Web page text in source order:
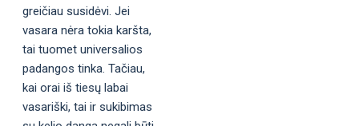
greičiau susidėvi. Jei
vasara nėra tokia karšta,
tai tuomet universalios
padangos tinka. Tačiau,
kai orai iš tiesų labai
vasariški, tai ir sukibimas